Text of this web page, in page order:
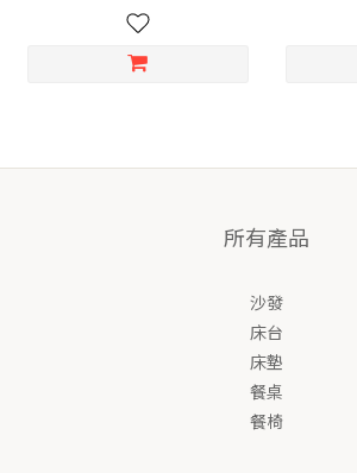
所有產品
沙發
床台
床墊
餐桌
餐椅